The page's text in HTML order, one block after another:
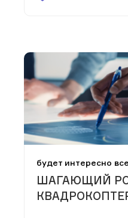
будет интересно
ШАГАЮЩИЙ